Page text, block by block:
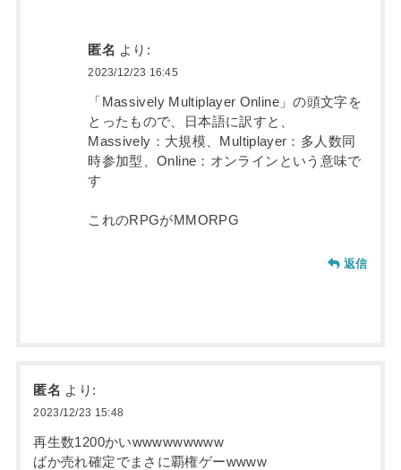
匿名 より:
2023/12/23 16:45
「Massively Multiplayer Online」の頭文字を
とったもので、日本語に訳すと、
Massively：大規模、Multiplayer：多人数同
時参加型、Online：オンラインという意味で
す
これのRPGがMMORPG
返信
匿名 より:
2023/12/23 15:48
再生数1200かいwwwwwwwww
ばか売れ確定でまさに覇権ゲーwwww